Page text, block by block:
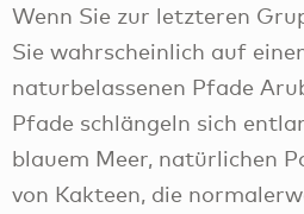
Wenn Sie zur letzteren
Sie wahrscheinlich auf
naturbelassenen Pfade
Pfade schlängeln sich
blauem Meer, natürlichen
von Kakteen, die